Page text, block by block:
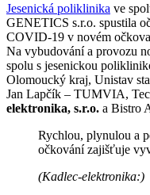
Jesenická poliklinika ve
GENETICS s.r.o. spustila
COVID-19 v novém
Na vybudování a provozu
spolu s jesenickou
Olomoucký kraj, Unistav
Jan Lapčík – TUMVIA,
elektronika, s.r.o. a Bistro
Rychlou, plynulou a
očkování zajišťuje
(Kadlec-elektronika:)